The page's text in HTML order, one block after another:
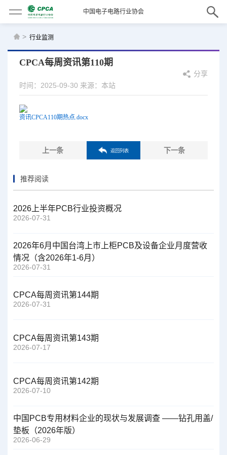
中国电子电路行业协会
> 行业监测
CPCA每周资讯第110期
分享
时间：2025-09-30 来源：本站
资讯CPCA110期热点.docx
上一条 返回列表 下一条
推荐阅读
2026上半年PCB行业投资概况
2026-07-31
2026年6月中国台湾上市上柜PCB及设备企业月度营收
情况（含2026年1-6月）
2026-07-31
CPCA每周资讯第144期
2026-07-31
CPCA每周资讯第143期
2026-07-17
CPCA每周资讯第142期
2026-07-10
中国PCB专用材料企业的现状与发展调查 ——钻孔用盖/
垫板（2026年版）
2026-06-29